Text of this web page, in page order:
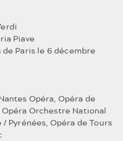
Piave
Paris le 6 décembre
Opéra, Opéra de
Orchestre National
Opéra de Tours